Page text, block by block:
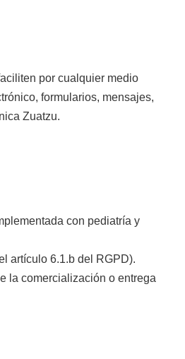
por cualquier medio
formularios, mensajes,
Zuatzu.
con pediatría y
artículo 6.1.b del RGPD).
la comercialización o entrega